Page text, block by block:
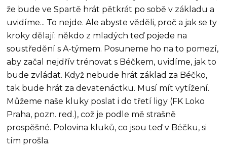
že bude ve Spartě hrát pětkrát po sobě v základu a
uvidíme... To nejde. Ale abyste věděli, proč a jak se ty
kroky dělají: někdo z mladých teď pojede na
soustředění s A-týmem. Posuneme ho na to pomezí,
aby začal nejdřív trénovat s Béčkem, uvidíme, jak to
bude zvládat. Když nebude hrát základ za Béčko,
tak bude hrát za devatenáctku. Musí mít vytížení.
Můžeme naše kluky poslat i do třetí ligy (FK Loko
Praha, pozn. red.), což je podle mě strašně
prospěšné. Polovina kluků, co jsou teď v Béčku, si
tím prošla.